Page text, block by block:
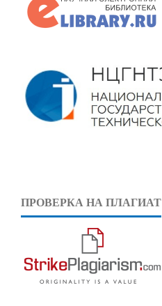
ПРОВЕРКА НА ПЛАГИАТ